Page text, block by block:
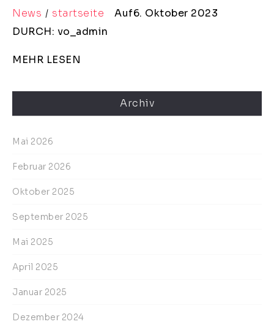
News startseite
Auf6. Oktober 2023
DURCH: vo_admin
MEHR LESEN
Archiv
Mai 2026
Februar 2026
Oktober 2025
September 2025
Mai 2025
April 2025
Januar 2025
Dezember 2024